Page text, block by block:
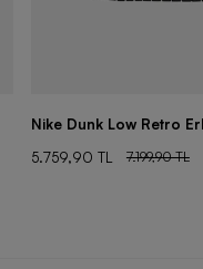
Nike Dunk Low Retro
5.759,90 TL
7.199,90 TL